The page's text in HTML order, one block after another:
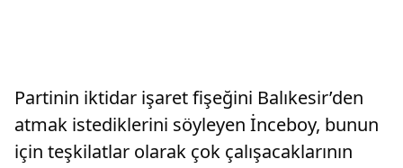
Partinin iktidar işaret fişeğini Balıkesir’den
atmak istediklerini söyleyen İnceboy, bunun
için teşkilatlar olarak çok çalışacaklarının